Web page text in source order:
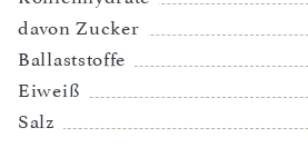
davon Zucker
Ballaststoffe
Eiweiß
Salz